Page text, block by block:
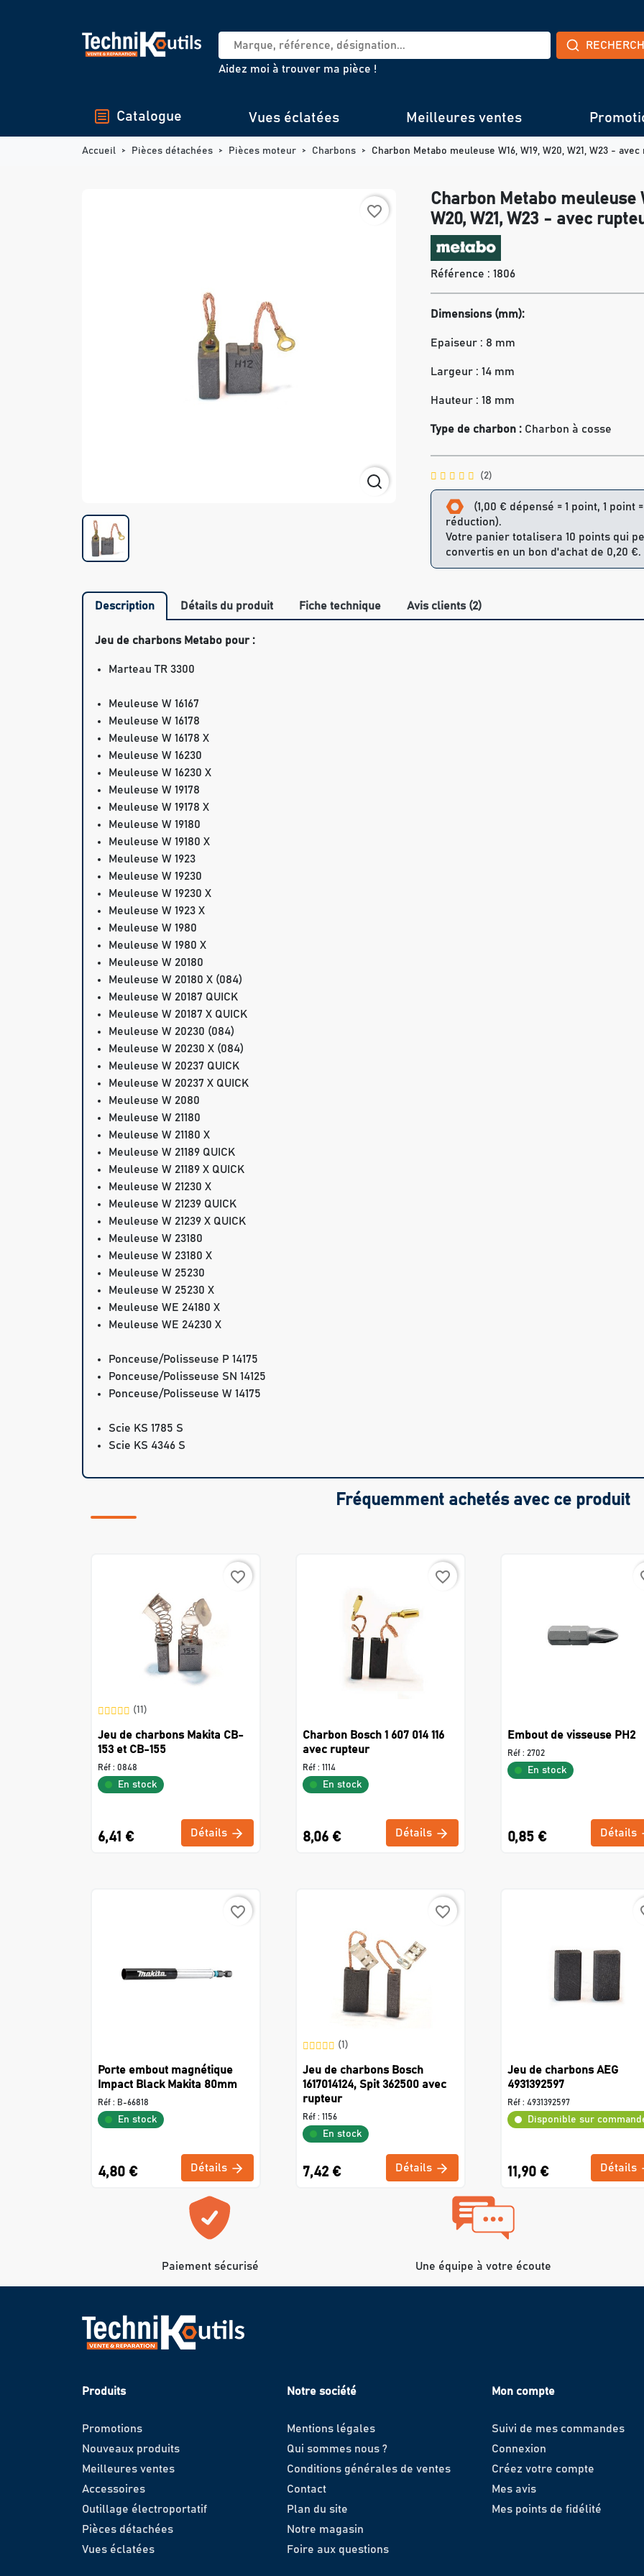
Aidez moi à trouver ma pièce !
Catalogue Vues éclatées Meilleures ventes
Accueil Pièces détachées Pièces moteur Charbons Charbon Metabo meuleuse W16, W19, W20, W21, W23 -
favorite_border
Charbon Metabo meuleuse
W20, W21, W23 - avec
Référence : 1806
Dimensions (mm):
Epaiseur : 8 mm
Largeur : 14 mm
Hauteur : 18 mm
Type de charbon : Charbon à cosse
(2)
(1,00 € dépensé = 1 point, 1 point
réduction).
Votre panier totalisera 10 points qui
convertis en un bon d'achat de 0,20 €.
Description Détails du produit Fiche technique Avis clients (2)
Jeu de charbons Metabo pour :
Marteau TR 3300
Meuleuse W 16167
Meuleuse W 16178
Meuleuse W 16178 X
Meuleuse W 16230
Meuleuse W 16230 X
Meuleuse W 19178
Meuleuse W 19178 X
Meuleuse W 19180
Meuleuse W 19180 X
Meuleuse W 1923
Meuleuse W 19230
Meuleuse W 19230 X
Meuleuse W 1923 X
Meuleuse W 1980
Meuleuse W 1980 X
Meuleuse W 20180
Meuleuse W 20180 X (084)
Meuleuse W 20187 QUICK
Meuleuse W 20187 X QUICK
Meuleuse W 20230 (084)
Meuleuse W 20230 X (084)
Meuleuse W 20237 QUICK
Meuleuse W 20237 X QUICK
Meuleuse W 2080
Meuleuse W 21180
Meuleuse W 21180 X
Meuleuse W 21189 QUICK
Meuleuse W 21189 X QUICK
Meuleuse W 21230 X
Meuleuse W 21239 QUICK
Meuleuse W 21239 X QUICK
Meuleuse W 23180
Meuleuse W 23180 X
Meuleuse W 25230
Meuleuse W 25230 X
Meuleuse WE 24180 X
Meuleuse WE 24230 X
Ponceuse/Polisseuse P 14175
Ponceuse/Polisseuse SN 14125
Ponceuse/Polisseuse W 14175
Scie KS 1785 S
Scie KS 4346 S
Fréquemment achetés avec ce produit
favorite_border
(11)
Jeu de charbons Makita CB-
153 et CB-155
Réf : 0848
En stock
6,41 € Détails
favorite_border
Charbon Bosch 1 607 014 116
avec rupteur
Réf : 1114
En stock
8,06 € Détails
Embout de visseuse PH2
Réf : 2702
En stock
0,85 € Détails
favorite_border
Porte embout magnétique
Impact Black Makita 80mm
Réf : B-66818
En stock
4,80 € Détails
favorite_border
(1)
Jeu de charbons Bosch
1617014124, Spit 362500 avec
rupteur
Réf : 1156
En stock
7,42 € Détails
Jeu de charbons AEG
4931392597
Réf : 4931392597
Disponible sur
11,90 € Détails
Paiement sécurisé Une équipe à votre écoute
Produits
Promotions
Nouveaux produits
Meilleures ventes
Accessoires
Outillage électroportatif
Pièces détachées
Vues éclatées
Notre société
Mentions légales
Qui sommes nous ?
Conditions générales de ventes
Contact
Plan du site
Notre magasin
Foire aux questions
Mon compte
Suivi de mes commandes
Connexion
Créez votre compte
Mes avis
Mes points de fidélité